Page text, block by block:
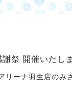
祭 開催いた
リーナ羽生店の